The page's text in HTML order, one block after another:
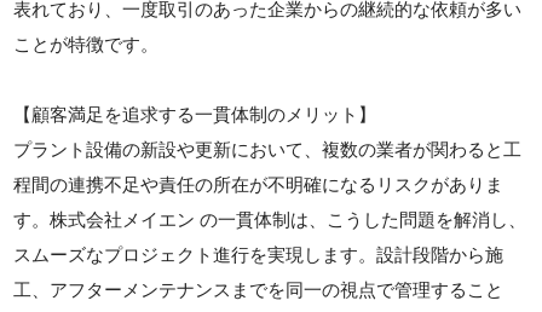
表れており、一度取引のあった企業からの継続的な依頼が多い
ことが特徴です。
【顧客満足を追求する一貫体制のメリット】
プラント設備の新設や更新において、複数の業者が関わると工
程間の連携不足や責任の所在が不明確になるリスクがありま
す。株式会社メイエン の一貫体制は、こうした問題を解消し、
スムーズなプロジェクト進行を実現します。設計段階から施
工、アフターメンテナンスまでを同一の視点で管理すること